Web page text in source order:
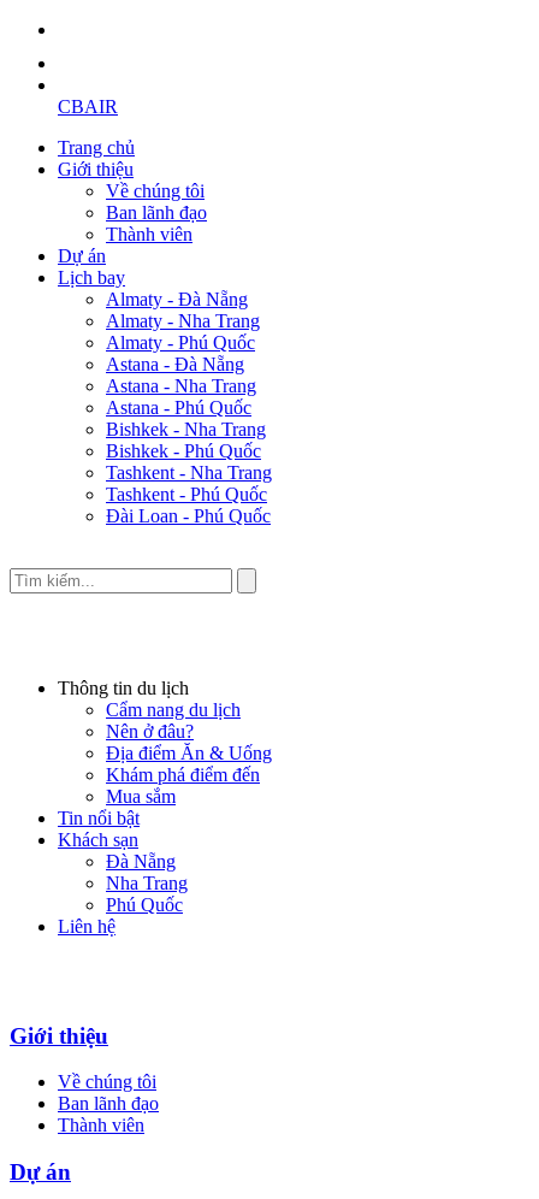
CBAIR
Trang chủ
Giới thiệu
Về chúng tôi
Ban lãnh đạo
Thành viên
Dự án
Lịch bay
Almaty - Đà Nẵng
Almaty - Nha Trang
Almaty - Phú Quốc
Astana - Đà Nẵng
Astana - Nha Trang
Astana - Phú Quốc
Bishkek - Nha Trang
Bishkek - Phú Quốc
Tashkent - Nha Trang
Tashkent - Phú Quốc
Đài Loan - Phú Quốc
Thông tin du lịch
Cẩm nang du lịch
Nên ở đâu?
Địa điểm Ăn & Uống
Khám phá điểm đến
Mua sắm
Tin nổi bật
Khách sạn
Đà Nẵng
Nha Trang
Phú Quốc
Liên hệ
Giới thiệu
Về chúng tôi
Ban lãnh đạo
Thành viên
Dự án